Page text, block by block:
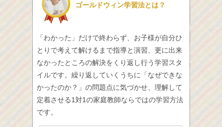
ゴールドウィン学習法とは？
「わかった」だけで終わらず、お子様が自分ひ
とりで考えて解けるまで指導と演習、更に出来
なかったところの解決をくり返し行う学習スタ
イルです。繰り返していくうちに「なぜできな
かったのか？」の問題点に気づかせ、理解して
定着させる1対1の家庭教師ならではの学習方法
です。